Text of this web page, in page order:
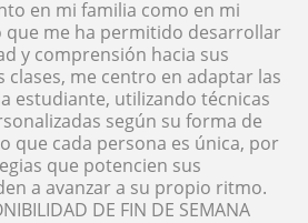
en mi familia como en mi
que me ha permitido desarrollar
y comprensión hacia sus
clases, me centro en adaptar las
estudiante, utilizando técnicas
según su forma de
que cada persona es única, por
que potencien sus
a avanzar a su propio ritmo.
DE FIN DE SEMANA